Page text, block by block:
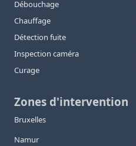
Débouchage
Chauffage
Détection fuite
Inspection caméra
Curage
Zones d'intervention
Bruxelles
Namur